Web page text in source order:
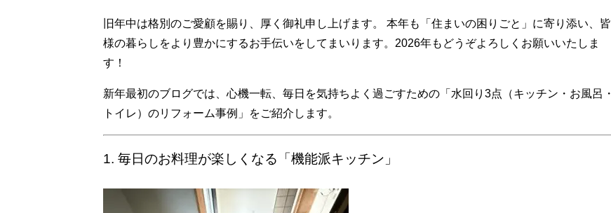
旧年中は格別のご愛顧を賜り、厚く御礼申し上げます。 本年も「住まいの困りごと」に寄り添い、皆
様の暮らしをより豊かにするお手伝いをしてまいります。2026年もどうぞよろしくお願いいたしま
す！
新年最初のブログでは、心機一転、毎日を気持ちよく過ごすための「水回り3点（キッチン・お風呂・
トイレ）のリフォーム事例」をご紹介します。
1. 毎日のお料理が楽しくなる「機能派キッチン」